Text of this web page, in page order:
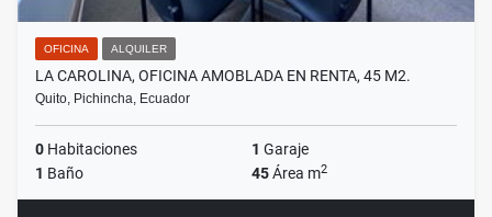
OFICINA ALQUILER
LA CAROLINA, OFICINA AMOBLADA EN RENTA, 45 M2.
Quito, Pichincha, Ecuador
0 Habitaciones 1 Garaje
1 Baño 45Área m2